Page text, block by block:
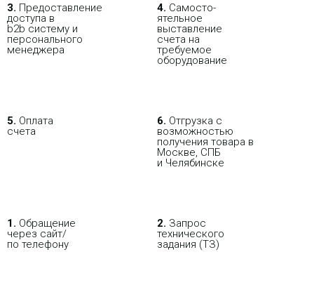
3. Пре­до­ста­вле­ние
доступа в
b2b систему и
персо­нального
мене­джера
4. Само­сто­-
ятель­ное
выставление
счета на
требуемое
оборудование
5. Оплата
счета
6. Отгрузка с
возможностью
получения товара в
Москве, СПБ
и Челябинске
1. Обращение
через сайт/
по телефону
2. Запрос
технического
задания (ТЗ)